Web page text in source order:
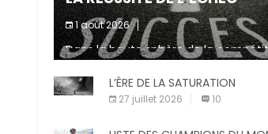
1 août 2026
Dans la haute sphère de la
fait de ne pas atteindre un objectif
signe d’incompétence et une source
sanctions diverses (avertissement,
L’ÈRE DE LA SATURATION
27 juillet 2026 10